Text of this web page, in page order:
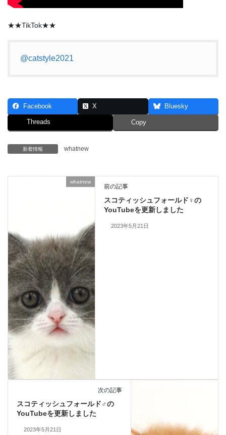
★★TikTok★★
@catstyle2021
Facebook X Bluesky
Threads Copy
新着情報 whatnew
whatnew
前の記事
スコティッシュフォールド♀の
YouTubeを更新しました
2023年5月21日
次の記事
スコティッシュフォールド♂の
YouTubeを更新しました
2023年5月21日